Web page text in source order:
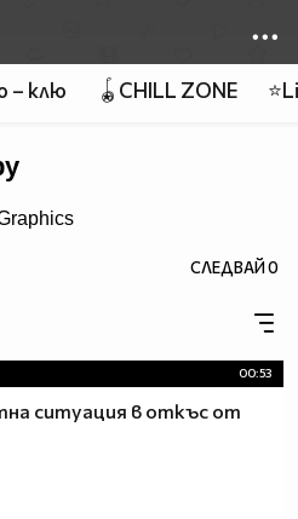
– клю 🪀CHILL ZONE
СЛЕДВАЙ0
00:53
ситуация в откъс от